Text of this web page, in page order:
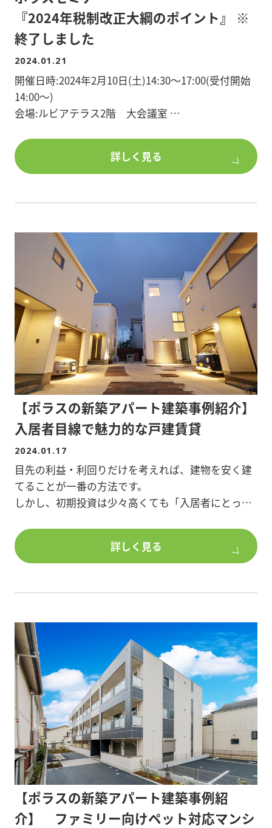
※完全予約制ですので、事前に以下のURLからお申
込みください。
(フォームに「現場見学会参加希望」とご記載くださ
い。)
『2024年税制改正大綱のポイント』 ※
終了しました
2024.01.21
開催日時:2024年2月10日(土)14:30～17:00(受付開始
14:00～)
会場:ルビアテラス2階 大会議室
『2024年税制改正大綱のポイント』
講師: 税理士法人 安心資産税会計 代表社員 税理
士 高橋安志 氏
講師:税理士法人 安心資産税会計 税理士 平田 康治
氏
【参加費】1,000円 ※オーナー倶楽部会員無料
【申込】FAX・お電話・セミナーページよりお申し
込みください。
ポラスオーナーズ株式会社
FAX:048-989-9290
TEL:048-989-3113
※詳細は添付資料をご覧ください。
※定員になり次第締め切らせていただきます。(先着
40名様限定です。お早めにお申込みください。)
詳しく見る
【ポラスの新築アパート建築事例紹介】
入居者目線で魅力的な戸建賃貸
2024.01.17
目先の利益・利回りだけを考えれば、建物を安く建
てることが一番の方法です。
しかし、初期投資は少々高くても「入居者にとって
的に安定的な収入となります。
さいたま市北区に建築したこちらの戸建賃貸は、ガ
への意識が高まっている昨今、
地域住人との関りが希薄な賃貸住宅でも近隣住人と
の自然な交流が生まれます。
「賃貸生活をどこまで豊かに実現できるか」これか
らの時代に即した住宅を計画しました。
■間取り/2LDK+ガレージ・3LDK
■階数/3階建て
■構造/木造
■敷地面積/415.55平米
■延床面積/225.43平米
■所在地/さいたま市北区 宮原駅徒歩6分
詳しく見る
【ポラスの新築アパート建築事例紹
介】 ファミリー向けペット対応マンシ